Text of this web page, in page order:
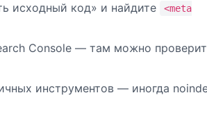
исходный код» и найдите
<meta
Console — там можно
инструментов — иногда